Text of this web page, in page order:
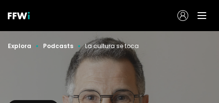
Explora Podcasts La cultura se toca